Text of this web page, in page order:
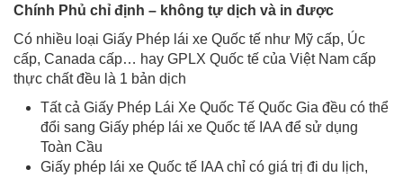
Chính Phủ chỉ định – không tự dịch và in được
Có nhiều loại Giấy Phép lái xe Quốc tế như Mỹ cấp, Úc
cấp, Canada cấp… hay GPLX Quốc tế của Việt Nam cấp
thực chất đều là 1 bản dịch
Tất cả Giấy Phép Lái Xe Quốc Tế Quốc Gia đều có thể
đổi sang Giấy phép lái xe Quốc tế IAA để sử dụng
Toàn Cầu
Giấy phép lái xe Quốc tế IAA chỉ có giá trị đi du lịch,